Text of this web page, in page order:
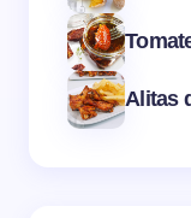
Alitas